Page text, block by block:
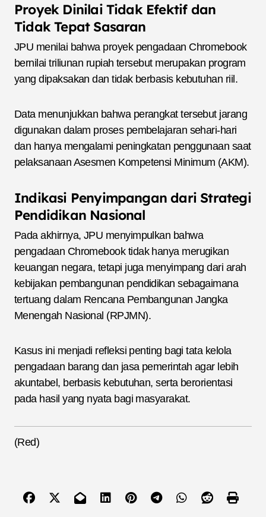
Proyek Dinilai Tidak Efektif dan
Tidak Tepat Sasaran
JPU menilai bahwa proyek pengadaan Chromebook
bernilai triliunan rupiah tersebut merupakan program
yang dipaksakan dan tidak berbasis kebutuhan riil.
Data menunjukkan bahwa perangkat tersebut jarang
digunakan dalam proses pembelajaran sehari-hari
dan hanya mengalami peningkatan penggunaan saat
pelaksanaan Asesmen Kompetensi Minimum (AKM).
Indikasi Penyimpangan dari Strategi
Pendidikan Nasional
Pada akhirnya, JPU menyimpulkan bahwa
pengadaan Chromebook tidak hanya merugikan
keuangan negara, tetapi juga menyimpang dari arah
kebijakan pembangunan pendidikan sebagaimana
tertuang dalam Rencana Pembangunan Jangka
Menengah Nasional (RPJMN).
Kasus ini menjadi refleksi penting bagi tata kelola
pengadaan barang dan jasa pemerintah agar lebih
akuntabel, berbasis kebutuhan, serta berorientasi
pada hasil yang nyata bagi masyarakat.
(Red)